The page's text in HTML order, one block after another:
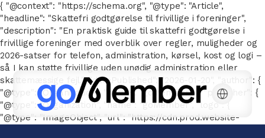
{ "@context": "https://schema.org", "@type": "Article",
"headline": "Skattefri godtgørelse til frivillige i foreninger",
"description": "En praktisk guide til skattefri godtgørelse i
frivillige foreninger med overblik over regler, muligheder og
2026-satser for telefon, administration, kørsel, kost og logi –
så I kan støtte frivillige uden unødig administration eller
skattemæssige fejl.", "datePublished": "2026-01-20", "author": {
"@type": "Organization", "name": "goMember" }, "publisher": {
"@type": "Organization", "name": "goMember", "logo": {
"@type": "ImageObject", "url": "https://cdn.prod.website-